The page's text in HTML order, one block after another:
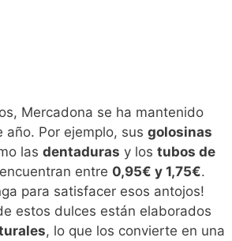
Mercadona se ha mantenido
año. Por ejemplo, sus golosinas
las dentaduras y los tubos de
entre 0,95€ y 1,75€.
para satisfacer esos antojos!
estos dulces están elaborados
, lo que los convierte en una